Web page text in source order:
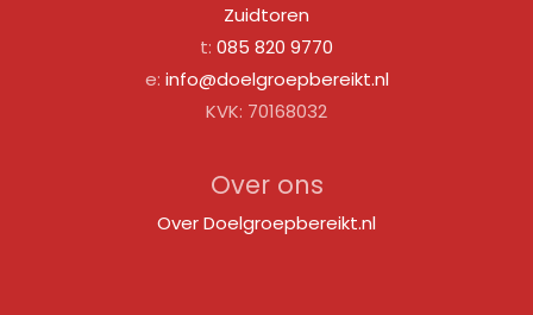
Zuidtoren
t: 085 820 9770
e: info@doelgroepbereikt.nl
KVK: 70168032
Over ons
Over Doelgroepbereikt.nl